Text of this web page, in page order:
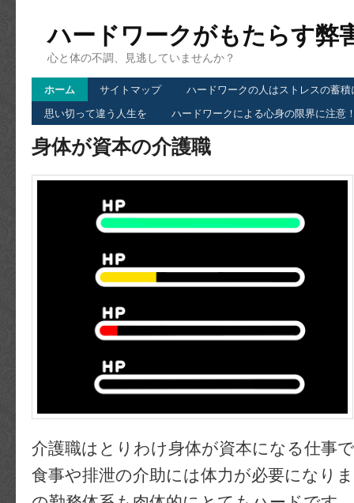
ハードワークがもたらす弊
心と体の不調、見逃していませんか？
ホーム サイトマップ
ハードワークの人はストレスの蓄
思い切って違う人生を
ハードワークによる心身の限界に注意
身体が資本の介護職
介護職はとりわけ身体が資本になる仕事
食事や排泄の介助には体力が必要になり